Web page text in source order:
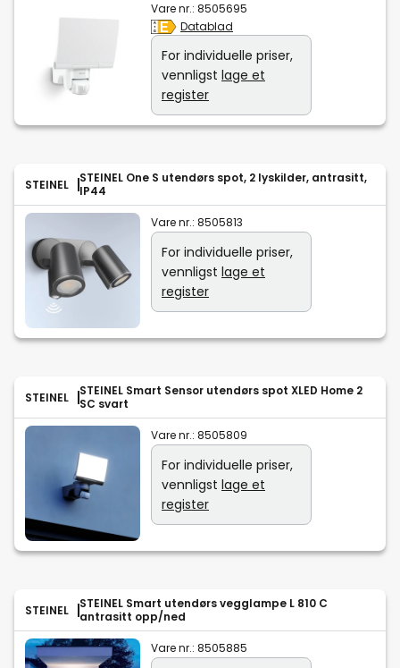
Vare nr.: 8505695
Datablad
For individuelle priser,
vennligst lage et
register
STEINEL
STEINEL One S utendørs spot, 2 lyskilder, antrasitt,
IP44
Vare nr.: 8505813
For individuelle priser,
vennligst lage et
register
STEINEL
STEINEL Smart Sensor utendørs spot XLED Home 2
SC svart
Vare nr.: 8505809
For individuelle priser,
vennligst lage et
register
STEINEL
STEINEL Smart utendørs vegglampe L 810 C
antrasitt opp/ned
Vare nr.: 8505885